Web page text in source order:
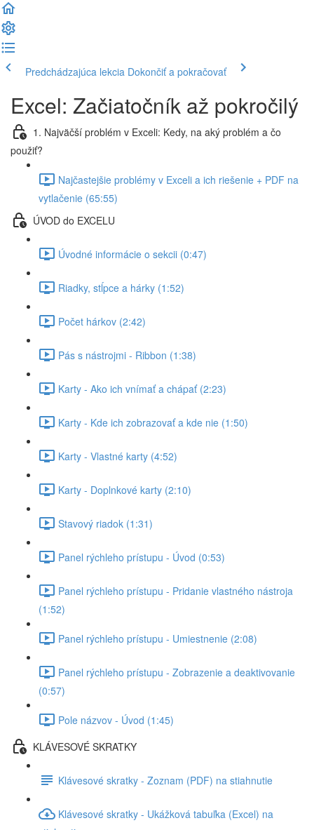
Predchádzajúca lekcia Dokončiť a pokračovať
Excel: Začiatočník až pokročilý
1. Najväčší problém v Exceli: Kedy, na aký problém a čo
použiť?
Najčastejšie problémy v Exceli a ich riešenie + PDF na
vytlačenie (65:55)
ÚVOD do EXCELU
Úvodné informácie o sekcii (0:47)
Riadky, stĺpce a hárky (1:52)
Počet hárkov (2:42)
Pás s nástrojmi - Ribbon (1:38)
Karty - Ako ich vnímať a chápať (2:23)
Karty - Kde ich zobrazovať a kde nie (1:50)
Karty - Vlastné karty (4:52)
Karty - Doplnkové karty (2:10)
Stavový riadok (1:31)
Panel rýchleho prístupu - Úvod (0:53)
Panel rýchleho prístupu - Pridanie vlastného nástroja
(1:52)
Panel rýchleho prístupu - Umiestnenie (2:08)
Panel rýchleho prístupu - Zobrazenie a deaktivovanie
(0:57)
Pole názvov - Úvod (1:45)
KLÁVESOVÉ SKRATKY
Klávesové skratky - Zoznam (PDF) na stiahnutie
Klávesové skratky - Ukážková tabuľka (Excel) na